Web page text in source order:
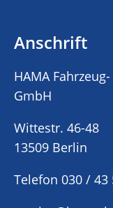
Anschrift
HAMA
GmbH
Wittestr. 46-48
13509 Berlin
Telefon 030 / 43